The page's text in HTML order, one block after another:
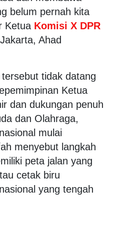
belum pernah kita
Ketua Komisi X DPR
Ahad
tidak datang
Ketua
dan dukungan penuh
dan Olahraga,
mulai
menyebut langkah
peta jalan yang
cetak biru
yang tengah